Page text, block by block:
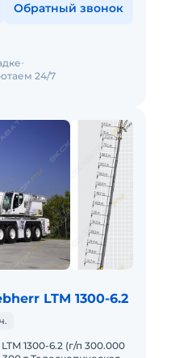
Обратный звонок
24/7
LTM 1300-6.2
1300-6.2 (г/п 300.000